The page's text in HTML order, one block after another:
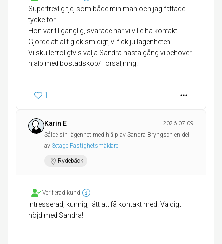
Supertrevlig tjej som både min man och jag fattade
tycke för.
Hon var tillgänglig, svarade när vi ville ha kontakt.
Gjorde att allt gick smidigt, vi fick ju lägenheten…
Vi skulle troligtvis välja Sandra nästa gång vi behöver
hjälp med bostadsköp/ försäljning.
1
Karin E
2026-07-09
Sålde sin lägenhet med hjälp av Sandra Bryngson en del
av 3etage Fastighetsmäklare
Rydebäck
Verifierad kund
Intresserad, kunnig, lätt att få kontakt med. Väldigt
nöjd med Sandra!